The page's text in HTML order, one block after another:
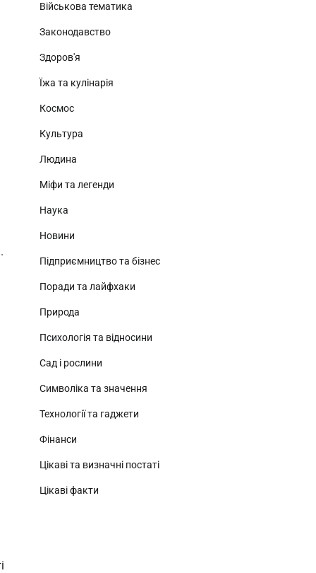
Військова тематика
Законодавство
Здоров'я
Їжа та кулінарія
Космос
Культура
Людина
Міфи та легенди
Наука
Новини
Підприємництво та бізнес
Поради та лайфхаки
Природа
Психологія та відносини
Сад і рослини
Символіка та значення
Технології та гаджети
Фінанси
Цікаві та визначні постаті
Цікаві факти